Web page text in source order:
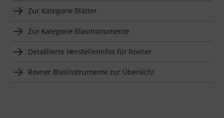
Zur Kategorie Blätter
Zur Kategorie Blasinstrumente
Detaillierte Herstellerinfos für Rovner
Rovner Blasinstrumente zur Übersicht